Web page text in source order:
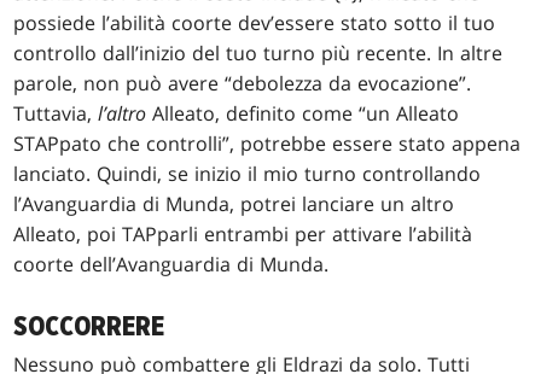
possiede l’abilità coorte dev’essere stato sotto il tuo
controllo dall’inizio del tuo turno più recente. In altre
parole, non può avere “debolezza da evocazione”.
Tuttavia,l’altro Alleato, definito come “un Alleato
STAPpato che controlli”, potrebbe essere stato appena
lanciato. Quindi, se inizio il mio turno controllando
l’Avanguardia di Munda, potrei lanciare un altro
Alleato, poi TAPparli entrambi per attivare l’abilità
coorte dell’Avanguardia di Munda.
SOCCORRERE
Nessuno può combattere gli Eldrazi da solo. Tutti